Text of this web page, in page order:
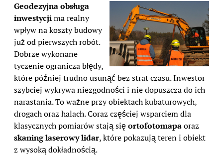
Geodezyjna obsługa
inwestycjima realny
wpływ na koszty budowy
już od pierwszych robót.
Dobrze wykonane
tyczenie ogranicza błędy,
które później trudno usunąć bez strat czasu. Inwestor
szybciej wykrywa niezgodności i nie dopuszcza do ich
narastania. To ważne przy obiektach kubaturowych,
drogach oraz halach. Coraz częściej wsparciem dla
klasycznych pomiarów stają sięortofotomapaoraz
skaning laserowy lidar, które pokazują teren i obiekt
z wysoką dokładnością.